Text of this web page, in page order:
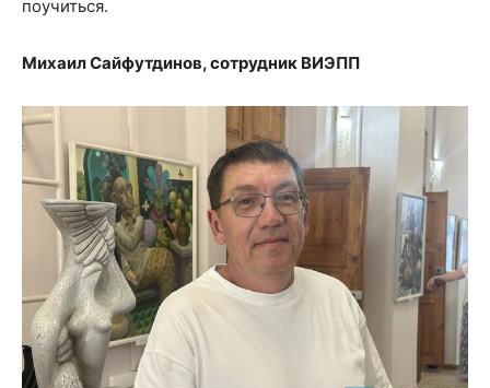
поучиться.
Михаил Сайфутдинов, сотрудник ВИЭПП